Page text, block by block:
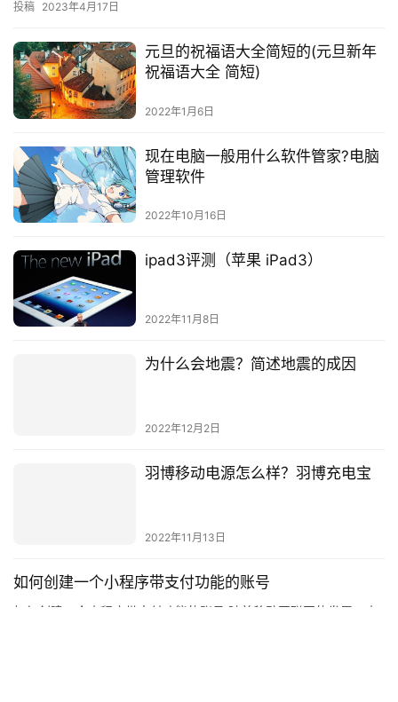
投稿 2023年4月17日
元旦的祝福语大全简短的(元旦新年
祝福语大全 简短)
2022年1月6日
现在电脑一般用什么软件管家?电脑
管理软件
2022年10月16日
ipad3评测（苹果 iPad3）
2022年11月8日
为什么会地震？简述地震的成因
2022年12月2日
羽博移动电源怎么样？羽博充电宝
2022年11月13日
如何创建一个小程序带支付功能的账号
如何创建一个小程序带支付功能的账号 随着移动互联网的发展，小